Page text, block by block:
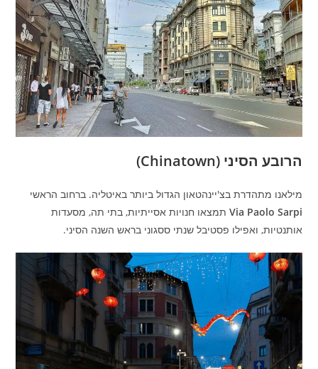
הרובע הסיני (Chinatown)
מילאנו מתהדרת בצ'יינהטאון הגדול ביותר באיטליה. ברחוב הראשי
Via Paolo Sarpi תמצאו חנויות אסייתיות, בתי תה, מסעדות
אותנטיות, ואפילו פסטיבל שנתי ססגוני בראש השנה הסיני.